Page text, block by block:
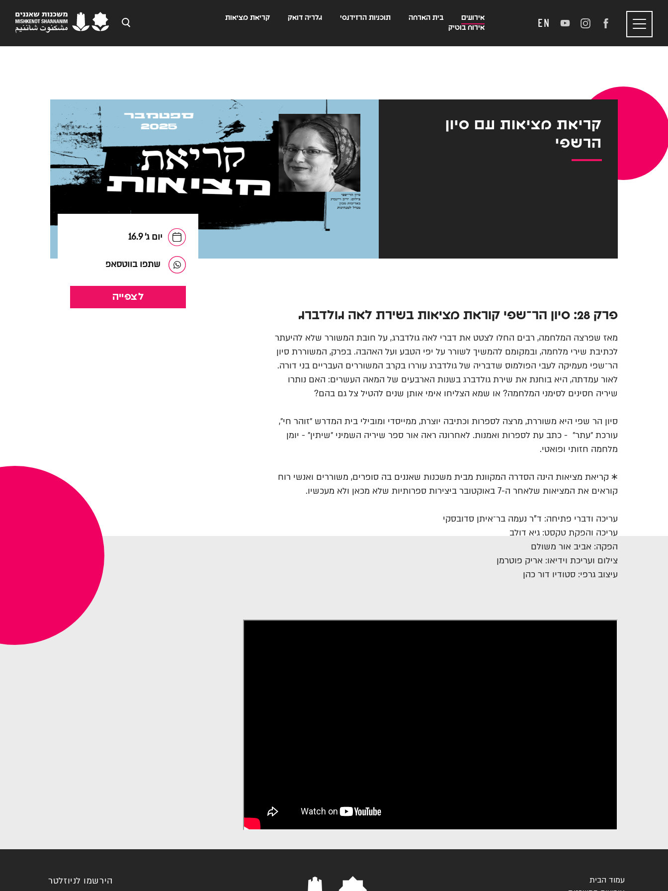
אירועים בית הארחה תוכניות הרזידנסי גלריה דואק
קריאת מציאות
אירוח בוטיק
Toggle
navigation
EN
קריאת מציאות עם סיון
הרשפי
יום ג' 16.9
שתפו בווטסאפ
לצפייה
פרק 28: סיון הר־שפי קוראת מציאות בשירת לאה גולדברג
מאז שפרצה המלחמה, רבים החלו לצטט את דברי לאה גולדברג, על חובת המשורר שלא להיעתר
לכתיבת שירי מלחמה, ובמקומם להמשיך לשורר על יפי הטבע ועל האהבה. בפרק, המשוררת סיון
הר־שפי מעמיקה לעבי הפולמוס שדבריה של גולדברג עוררו בקרב המשוררים העבריים בני דורה.
לאור עמדתה, היא בוחנת את שירת גולדברג בשנות הארבעים של המאה העשרים: האם נותרו
שיריה חסינים לסימני המלחמה? או שמא הצליחו אימי אותן שנים להטיל צל גם בהם?
סיון הר שפי היא משוררת, מרצה לספרות וכתיבה יוצרת, ממייסדי ומובילי בית המדרש ״זוהר חי״,
עורכת ״עתר״ - כתב עת לספרות ואמנות. לאחרונה ראה אור ספר שיריה השמיני ״שיתין״ - יומן
מלחמה חזותי ופואטי.
✱ קריאת מציאות הינה הסדרה המקוונת מבית משכנות שאננים בה סופרים, משוררים ואנשי רוח
קוראים את המציאות שלאחר ה-7 באוקטובר ביצירות ספרותיות שלא מכאן ולא מעכשיו.
עריכה ודברי פתיחה: ד"ר נעמה בר־איתן סדובסקי
עריכה והפקת טקסט: גיא דולב
הפקה: אביב אור משולם
צילום ועריכת וידיאו: אריק פוטרמן
עיצוב גרפי: סטודיו דור כהן
הירשמו לניוזלטר
עמוד הבית